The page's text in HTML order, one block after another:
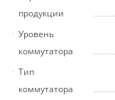
продукции
Уровень
коммутатора
Тип
коммутатора